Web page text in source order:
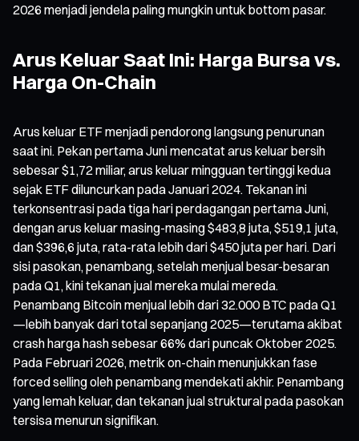
2026 menjadi jendela paling mungkin untuk bottom pasar.
Arus Keluar Saat Ini: Harga Bursa vs.
Harga On-Chain
Arus keluar ETF menjadi pendorong langsung penurunan
saat ini. Pekan pertama Juni mencatat arus keluar bersih
sebesar $1,72 miliar, arus keluar mingguan tertinggi kedua
sejak ETF diluncurkan pada Januari 2024. Tekanan ini
terkonsentrasi pada tiga hari perdagangan pertama Juni,
dengan arus keluar masing-masing $483,8 juta, $519,1 juta,
dan $396,6 juta, rata-rata lebih dari $450 juta per hari. Dari
sisi pasokan, penambang, setelah menjual besar-besaran
pada Q1, kini tekanan jual mereka mulai mereda.
Penambang Bitcoin menjual lebih dari 32.000 BTC pada Q1
—lebih banyak dari total sepanjang 2025—terutama akibat
crash harga hash sebesar 66% dari puncak Oktober 2025.
Pada Februari 2026, metrik on-chain menunjukkan fase
forced selling oleh penambang mendekati akhir. Penambang
yang lemah keluar, dan tekanan jual struktural pada pasokan
tersisa menurun signifikan.